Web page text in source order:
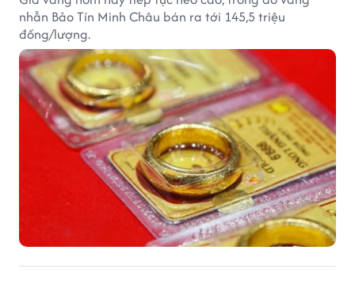
nhẫn Bảo Tín Minh Châu bán ra tới 145,5 triệu
đồng/lượng.